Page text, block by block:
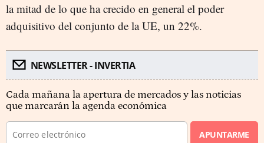
la mitad de lo que ha crecido en general el poder
adquisitivo del conjunto de la UE, un 22%.
NEWSLETTER - INVERTIA
Cada mañana la apertura de mercados y las noticias
que marcarán la agenda económica
APUNTARME